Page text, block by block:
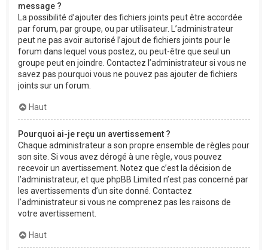
message ?
La possibilité d’ajouter des fichiers joints peut être accordée
par forum, par groupe, ou par utilisateur. L’administrateur
peut ne pas avoir autorisé l’ajout de fichiers joints pour le
forum dans lequel vous postez, ou peut-être que seul un
groupe peut en joindre. Contactez l’administrateur si vous ne
savez pas pourquoi vous ne pouvez pas ajouter de fichiers
joints sur un forum.
Haut
Pourquoi ai-je reçu un avertissement ?
Chaque administrateur a son propre ensemble de règles pour
son site. Si vous avez dérogé à une règle, vous pouvez
recevoir un avertissement. Notez que c’est la décision de
l’administrateur, et que phpBB Limited n’est pas concerné par
les avertissements d’un site donné. Contactez
l’administrateur si vous ne comprenez pas les raisons de
votre avertissement.
Haut